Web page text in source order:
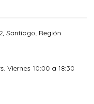
Santiago, Región
Viernes 10:00 a 18:30